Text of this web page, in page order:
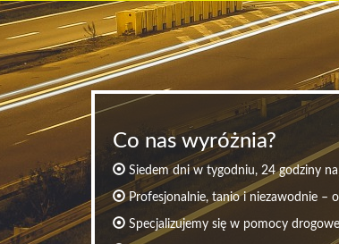
Co nas wyróżnia?
Siedem dni w tygodniu, 24 godziny
Profesjonalnie, tanio i niezawodnie –
Specjalizujemy się w pomocy